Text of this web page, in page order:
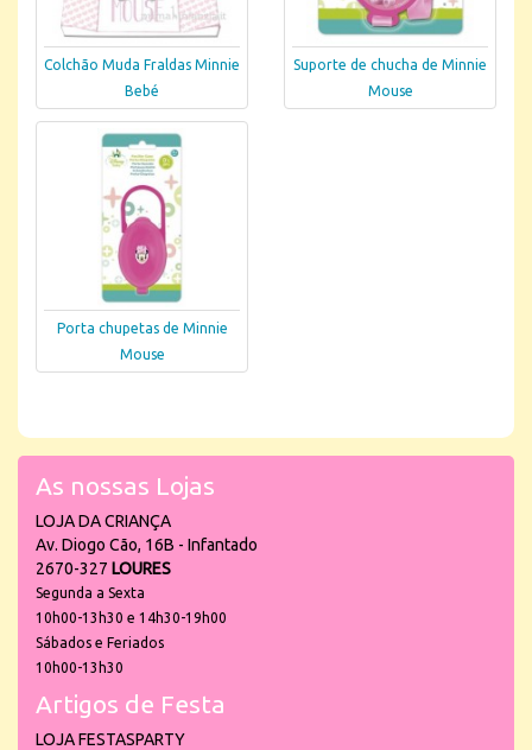
Colchão Muda Fraldas Minnie
Bebé
Suporte de chucha de Minnie
Mouse
Porta chupetas de Minnie
Mouse
As nossas Lojas
LOJA DA CRIANÇA
Av. Diogo Cão, 16B - Infantado
2670-327 LOURES
Segunda a Sexta
10h00-13h30 e 14h30-19h00
Sábados e Feriados
10h00-13h30
Artigos de Festa
LOJA FESTASPARTY